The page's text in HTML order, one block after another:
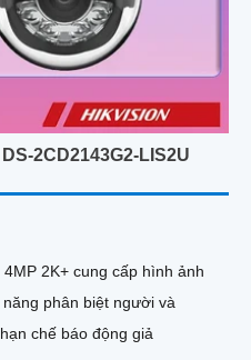
2CD2143G2-LIS2U
2K+ cung cấp hình ảnh
chế báo động giả